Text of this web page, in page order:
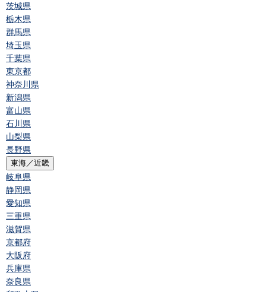
茨城県
栃木県
群馬県
埼玉県
千葉県
東京都
神奈川県
新潟県
富山県
石川県
山梨県
長野県
東海／近畿
岐阜県
静岡県
愛知県
三重県
滋賀県
京都府
大阪府
兵庫県
奈良県